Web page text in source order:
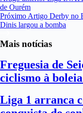
de Ourém
Próximo Artigo Derby no
Dinis largou a bomba
Mais notícias
Freguesia de
ciclismo à
Liga 1 arranca